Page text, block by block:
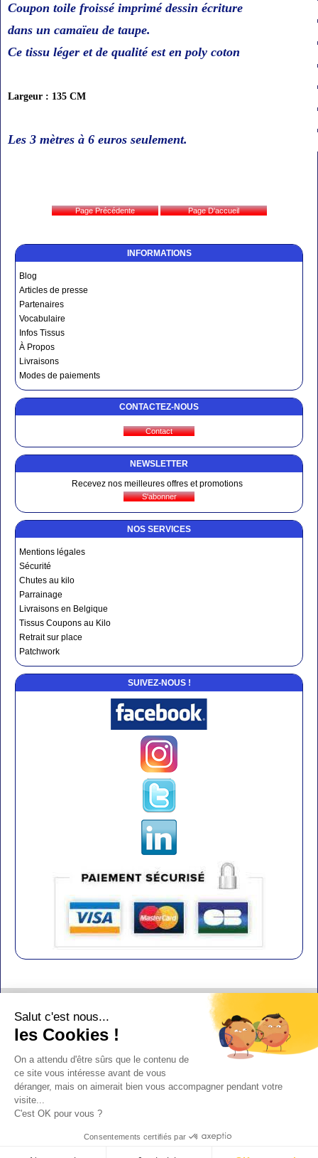
INFORMATIONS
Blog
Articles de presse
Partenaires
Vocabulaire
Infos Tissus
À Propos
Livraisons
Modes de paiements
CONTACTEZ-NOUS
NEWSLETTER
Recevez nos meilleures offres et promotions
NOS SERVICES
Mentions légales
Sécurité
Chutes au kilo
Parrainage
Livraisons en Belgique
Tissus Coupons au Kilo
Retrait sur place
Patchwork
SUIVEZ-NOUS !
Coupon toile froissé imprimé dessin écriture
dans un camaïeu de taupe.
Ce tissu léger et de qualité est en poly coton
Largeur : 135 CM
Les 3 mètres à 6 euros seulement.
Mentions légales
Y-Proximité / Aliénor.net
Salut c'est nous...
les Cookies !
On a attendu d'être sûrs que le contenu de
ce site vous intéresse avant de vous
déranger, mais on aimerait bien vous accompagner pendant votre
visite...
C'est OK pour vous ?
Consentements certifiés par